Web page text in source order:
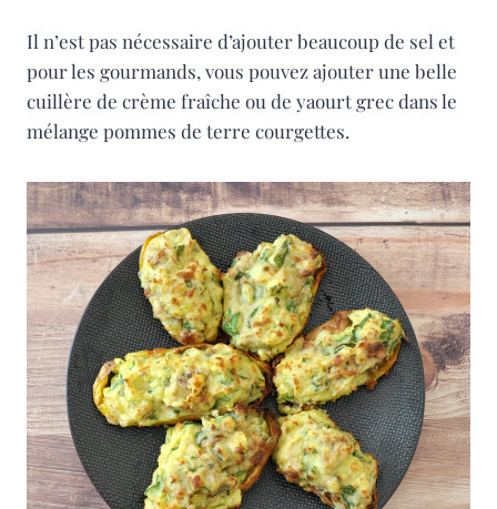
Il n’est pas nécessaire d’ajouter beaucoup de sel et
pour les gourmands, vous pouvez ajouter une belle
cuillère de crème fraîche ou de yaourt grec dans le
mélange pommes de terre courgettes.